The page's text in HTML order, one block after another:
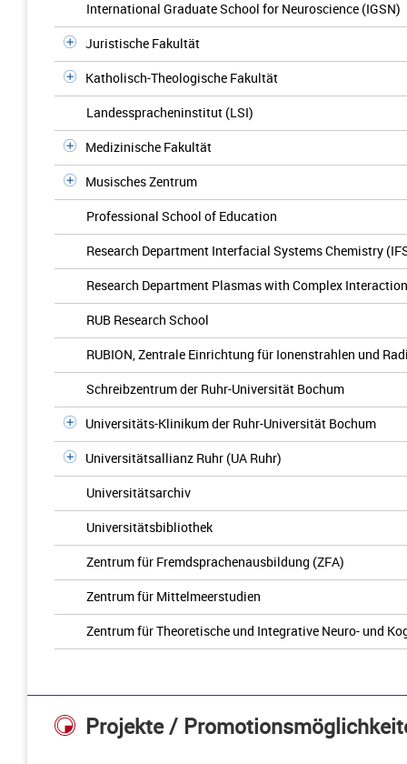
International Graduate School for Neuroscience (IGSN)
Juristische Fakultät
Katholisch-Theologische Fakultät
Landesspracheninstitut (LSI)
Medizinische Fakultät
Musisches Zentrum
Professional School of Education
Research Department Interfacial Systems Chemistry
Research Department Plasmas with Complex
RUB Research School
RUBION, Zentrale Einrichtung für Ionenstrahlen und
Schreibzentrum der Ruhr-Universität Bochum
Universitäts-Klinikum der Ruhr-Universität Bochum
Universitätsallianz Ruhr (UA Ruhr)
Universitätsarchiv
Universitätsbibliothek
Zentrum für Fremdsprachenausbildung (ZFA)
Zentrum für Mittelmeerstudien
Zentrum für Theoretische und Integrative Neuro- und
Projekte /